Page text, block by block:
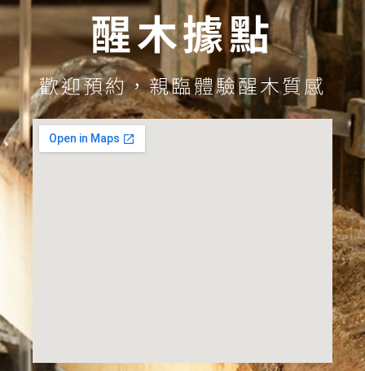
醒木據點
歡迎預約，親臨體驗醒木質感